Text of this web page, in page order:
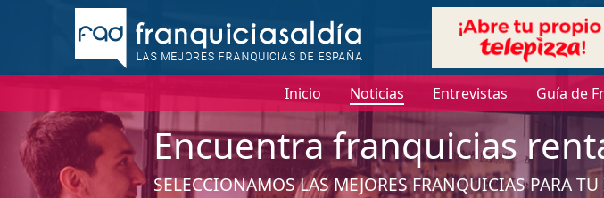
Inicio Noticias Entrevistas Guía de
Encuentra franquicias
SELECCIONAMOS LAS MEJORES FRANQUICIAS PARA